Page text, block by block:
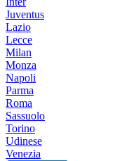
Juventus
Lazio
Lecce
Milan
Monza
Napoli
Parma
Roma
Sassuolo
Torino
Udinese
Venezia